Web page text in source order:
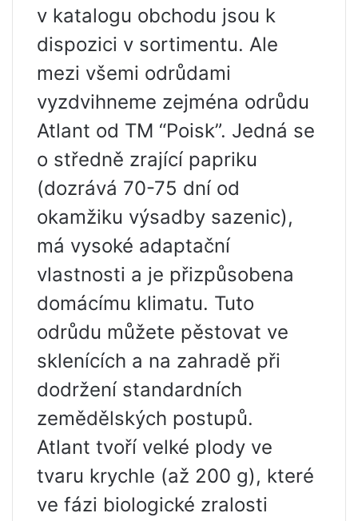
v katalogu obchodu jsou k
dispozici v sortimentu. Ale
mezi všemi odrůdami
vyzdvihneme zejména odrůdu
Atlant od TM “Poisk”. Jedná se
o středně zrající papriku
(dozrává 70-75 dní od
okamžiku výsadby sazenic),
má vysoké adaptační
vlastnosti a je přizpůsobena
domácímu klimatu. Tuto
odrůdu můžete pěstovat ve
sklenících a na zahradě při
dodržení standardních
zemědělských postupů.
Atlant tvoří velké plody ve
tvaru krychle (až 200 g), které
ve fázi biologické zralosti